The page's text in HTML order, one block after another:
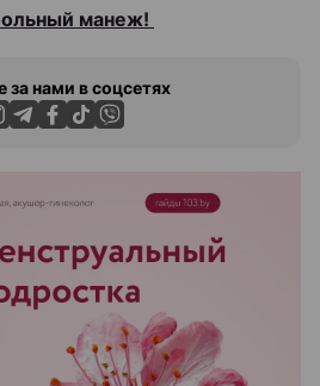
манеж!
за нами в соцсетях
РЕКЛАМА НА САЙТЕ